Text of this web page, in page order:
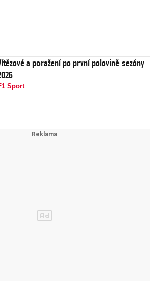
a poražení po první polovině sezóny
Sport